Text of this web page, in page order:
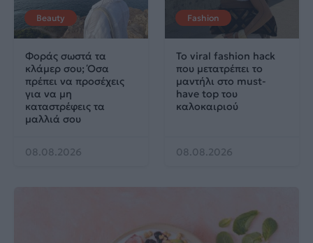
Beauty
Φοράς σωστά τα
κλάμερ σου; Όσα
πρέπει να προσέχεις
για να μη
καταστρέφεις τα
μαλλιά σου
08.08.2026
Fashion
Το viral fashion hack
που μετατρέπει το
μαντήλι στο must-
have top του
καλοκαιριού
08.08.2026